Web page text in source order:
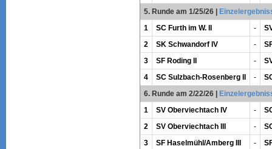
5. Runde am 1/25/26|
1
SC Furth im W. II -
2
SK Schwandorf IV -
3
SF Roding II -
4
SC Sulzbach-Rosenberg II -
6. Runde am 2/22/26|
1
SV Oberviechtach IV -
2
SV Oberviechtach III -
3
SF Haselmühl/Amberg III -